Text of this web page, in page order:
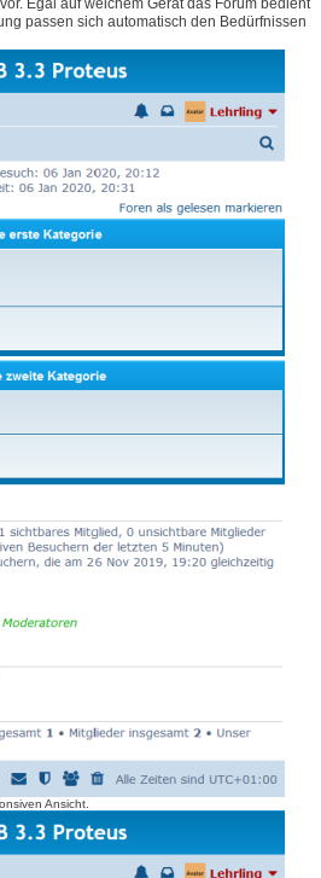
Egal auf welchem Gerät das Forum bedient
passen sich automatisch den Bedürfnissen
Ansicht.